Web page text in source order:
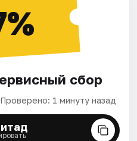
сбор
Проверено: 1 минуту назад